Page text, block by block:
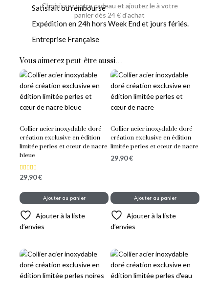
Choisissez votre cadeau et ajoutez le à votre
panier dès 24 € d'achat
Satisfait ou remboursé
Expédition en 24h hors Week End et jours fériés.
Entreprise Française
Vous aimerez peut-être aussi…
Collier acier inoxydable doré
création exclusive en édition
limitée perles et cœur de nacre
bleue
Note
5.00
29,90€
Ajouter au panier
Ajouter à la liste
d’envies
Collier acier inoxydable doré
création exclusive en édition
limitée perles et cœur de nacre
29,90€
Ajouter au panier
Ajouter à la liste
d’envies